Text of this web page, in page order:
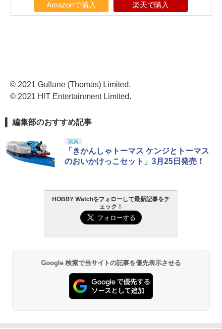
Amazonで購入 楽天で購入
© 2021 Gullane (Thomas) Limited.
© 2021 HIT Entertainment Limited.
編集部のおすすめ記事
玩具
「きかんしゃトーマス ケンジとトーマス
のおいかけっこセット」3月25日発売！
HOBBY Watchをフォローして最新記事をチ
ェック！
Google 検索で当サイトの記事を優先表示させる